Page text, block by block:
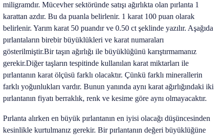
miligramdır. Mücevher sektöründe satışı ağırlıkta olan pırlanta 1
karattan azdır. Bu da puanla belirlenir. 1 karat 100 puan olarak
belirlenir. Yarım karat 50 puandır ve 0.50 ct şeklinde yazılır. Aşağıda
pırlantaların birebir büyüklükleri ve karat numaraları
gösterilmiştir.Bir taşın ağırlığı ile büyüklüğünü karıştırmamanız
gerekir.Diğer taşların tespitinde kullanılan karat miktarları ile
pırlantanın karat ölçüsü farklı olacaktır. Çünkü farklı minerallerin
farklı yoğunlukları vardır. Bunun yanında aynı karat ağırlığındaki iki
pırlantanın fiyatı berraklık, renk ve kesime göre aynı olmayacaktır.
Pırlanta alırken en büyük pırlantanın en iyisi olacağı düşüncesinden
kesinlikle kurtulmanız gerekir. Bir pırlantanın değeri büyüklüğüne